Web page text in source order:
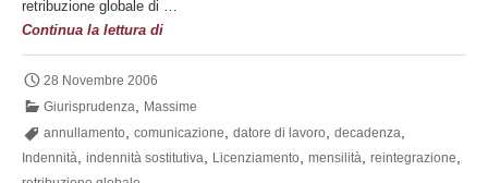
retribuzione globale di …
Continua la lettura diL’opzione
per
di
quindici
mensilità
28 Novembre 2006
Giurisprudenza
Massime
annullamento
comunicazione datore di lavoro decadenza
Indennità indennità sostitutiva Licenziamento mensilità reintegrazione